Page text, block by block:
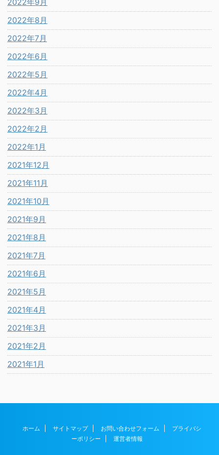
2022年9月
2022年8月
2022年7月
2022年6月
2022年5月
2022年4月
2022年3月
2022年2月
2022年1月
2021年12月
2021年11月
2021年10月
2021年9月
2021年8月
2021年7月
2021年6月
2021年5月
2021年4月
2021年3月
2021年2月
2021年1月
ホーム サイトマップ お問い合わせフォーム
プライバシ
ーポリシー
運営者情報